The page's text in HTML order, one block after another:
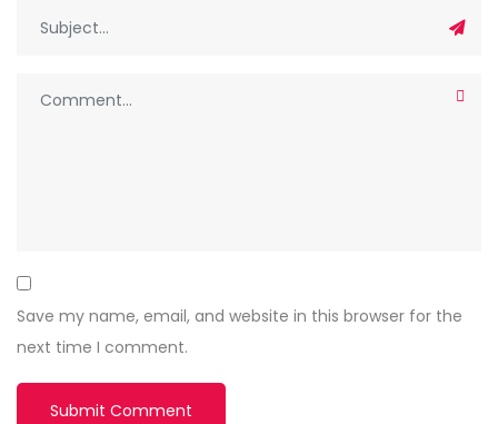
Save my name, email, and website in this browser for the
next time I comment.